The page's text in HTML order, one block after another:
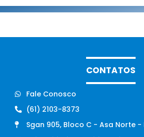
CONTATOS
Fale Conosco
(61) 2103-8373
Sgan 905, Bloco C - Asa Norte -